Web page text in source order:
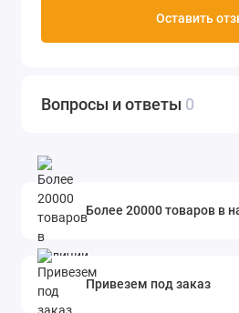
Оставить
Вопросы и ответы 0
Более 20000 товаров в
Привезем под заказ